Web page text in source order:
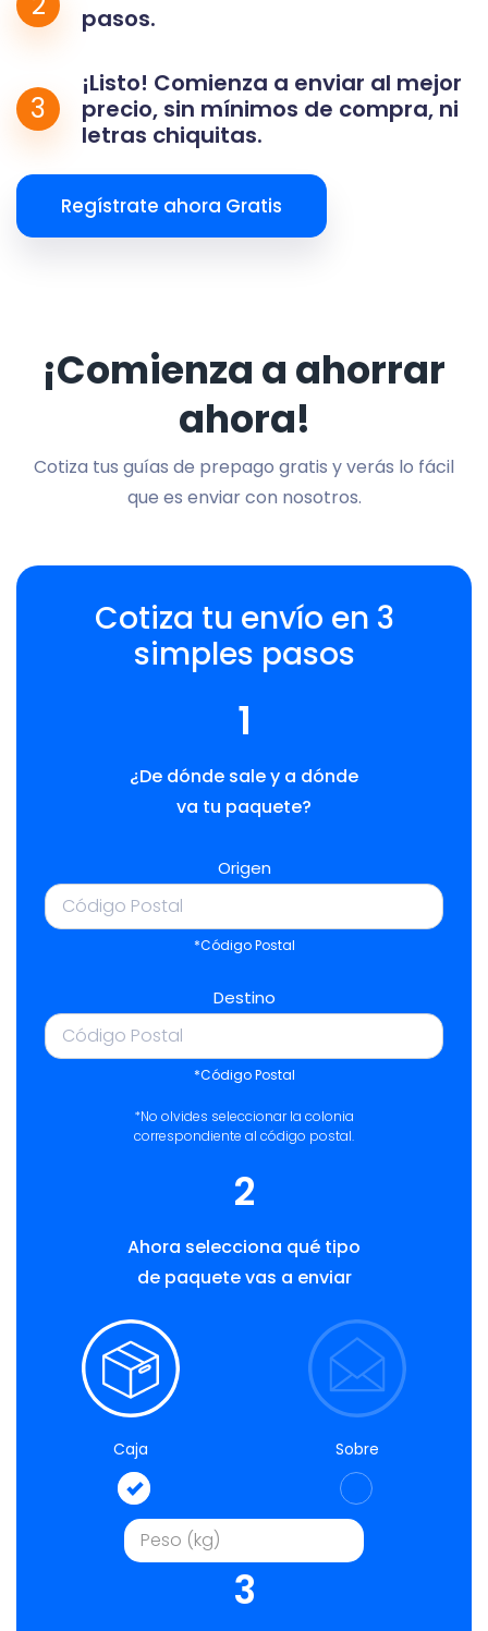
pasos.
3
¡Listo! Comienza a enviar al mejor
precio, sin mínimos de compra, ni
letras chiquitas.
Regístrate ahora Gratis
¡Comienza a ahorrar
ahora!
Cotiza tus guías de prepago gratis y verás lo fácil
que es enviar con nosotros.
Cotiza tu envío en 3
simples pasos
1
¿De dónde sale y a dónde
va tu paquete?
Origen
*Código Postal
Destino
*Código Postal
*No olvides seleccionar la colonia
correspondiente al código postal.
2
Ahora selecciona qué tipo
de paquete vas a enviar
Caja Sobre
3